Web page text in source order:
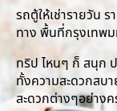
รถตู้ให้เช่ารายวัน
ทาง พื้นที่กรุงเทพ
ทริป ไหนๆ ก็ สนุก ป
ทั้งความสะดวกสบ
สะดวกต่างๆอย่าง